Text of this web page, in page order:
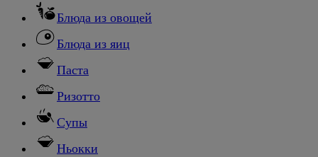
Блюда из овощей
Блюда из яиц
Паста
Ризотто
Супы
Ньокки